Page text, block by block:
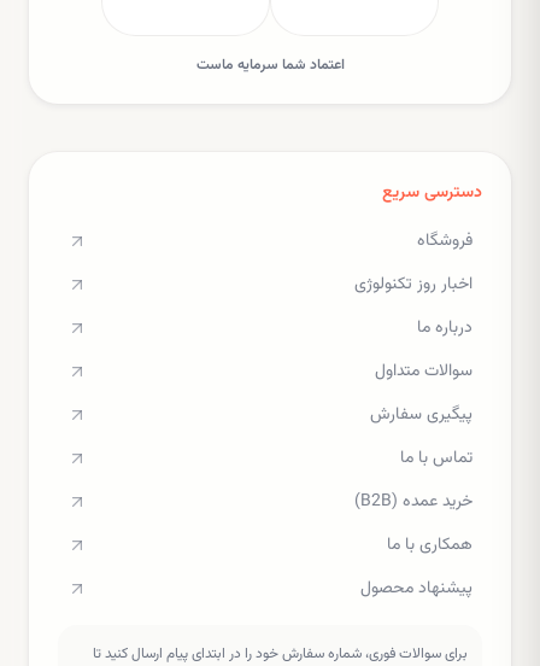
اعتماد شما سرمایه ماست
دسترسی سریع
فروشگاه
اخبار روز تکنولوژی
درباره ما
سوالات متداول
پیگیری سفارش
تماس با ما
خرید عمده (B2B)
همکاری با ما
پیشنهاد محصول
برای سوالات فوری، شماره سفارش خود را در ابتدای پیام ارسال کنید تا